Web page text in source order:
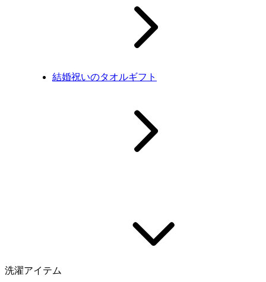
結婚祝いのタオルギフト
洗濯アイテム